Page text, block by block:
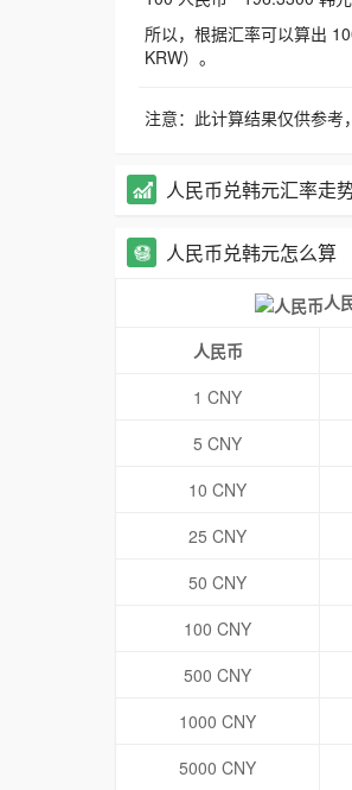
所以，根据汇率可以算出
KRW）。
注意：此计算结果仅供参考
人民币兑韩元汇率走
人民币兑韩元怎么算
人
人民币
1 CNY
5 CNY
10 CNY
25 CNY
50 CNY
100 CNY
500 CNY
1000 CNY
5000 CNY